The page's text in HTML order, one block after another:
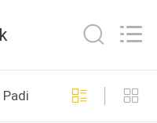
Band
48